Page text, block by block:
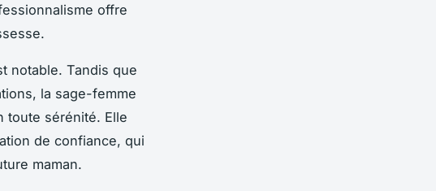
offre
notable. Tandis que
la sage-femme
toute sérénité. Elle
de confiance, qui
maman.